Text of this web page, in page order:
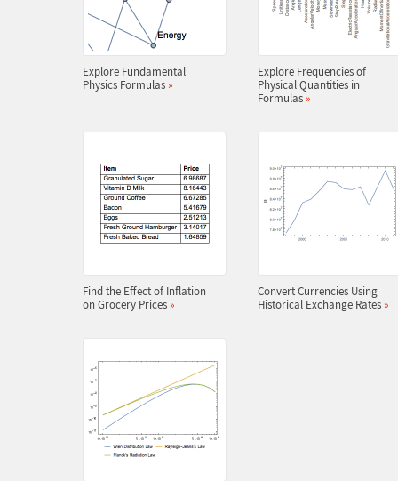
Explore Fundamental
Physics Formulas »
Explore Frequencies of
Physical Quantities in
Formulas »
Find the Effect of Inflation
on Grocery Prices »
Convert Currencies Using
Historical Exchange Rates »